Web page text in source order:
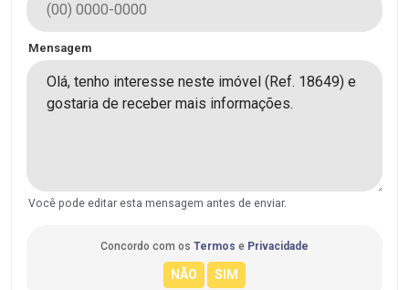
Mensagem
Você pode editar esta mensagem antes de enviar.
Concordo com os Termos e Privacidade